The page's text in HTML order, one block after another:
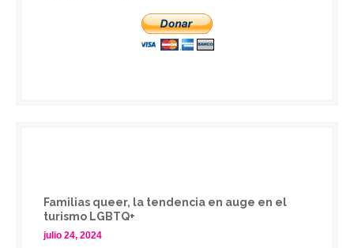
Familias queer, la tendencia en auge en el
turismo LGBTQ+
julio 24, 2024